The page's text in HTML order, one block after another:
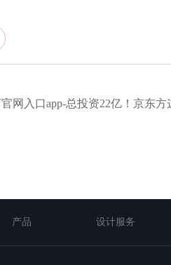
官网入口app-总投资22亿！京东
产品 设计服务